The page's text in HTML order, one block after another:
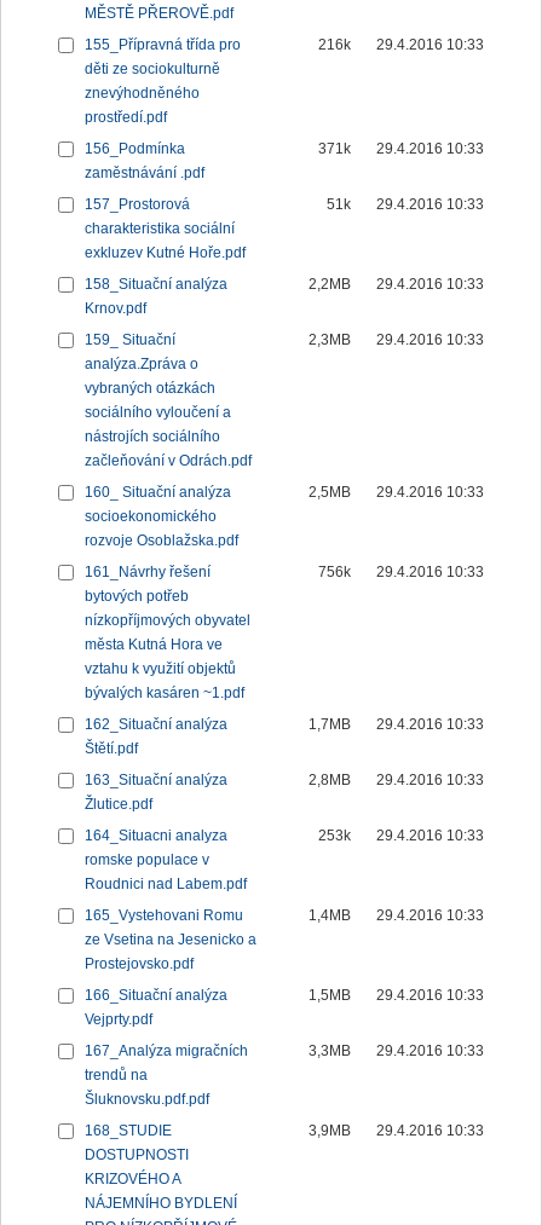
MĚSTĚ PŘEROVĚ.pdf
155_Přípravná třída pro
děti ze sociokulturně
znevýhodněného
prostředí.pdf
216k 29.4.2016 10:33
156_Podmínka
zaměstnávání .pdf
371k 29.4.2016 10:33
157_Prostorová
charakteristika sociální
exkluzev Kutné Hoře.pdf
51k 29.4.2016 10:33
158_Situační analýza
Krnov.pdf
2,2MB 29.4.2016 10:33
159_ Situační
analýza.Zpráva o
vybraných otázkách
sociálního vyloučení a
nástrojích sociálního
začleňování v Odrách.pdf
2,3MB 29.4.2016 10:33
160_ Situační analýza
socioekonomického
rozvoje Osoblažska.pdf
2,5MB 29.4.2016 10:33
161_Návrhy řešení
bytových potřeb
nízkopříjmových obyvatel
města Kutná Hora ve
vztahu k využití objektů
bývalých kasáren ~1.pdf
756k 29.4.2016 10:33
162_Situační analýza
Štětí.pdf
1,7MB 29.4.2016 10:33
163_Situační analýza
Žlutice.pdf
2,8MB 29.4.2016 10:33
164_Situacni analyza
romske populace v
Roudnici nad Labem.pdf
253k 29.4.2016 10:33
165_Vystehovani Romu
ze Vsetina na Jesenicko a
Prostejovsko.pdf
1,4MB 29.4.2016 10:33
166_Situační analýza
Vejprty.pdf
1,5MB 29.4.2016 10:33
167_Analýza migračních
trendů na
Šluknovsku.pdf.pdf
3,3MB 29.4.2016 10:33
168_STUDIE
DOSTUPNOSTI
KRIZOVÉHO A
NÁJEMNÍHO BYDLENÍ
3,9MB 29.4.2016 10:33